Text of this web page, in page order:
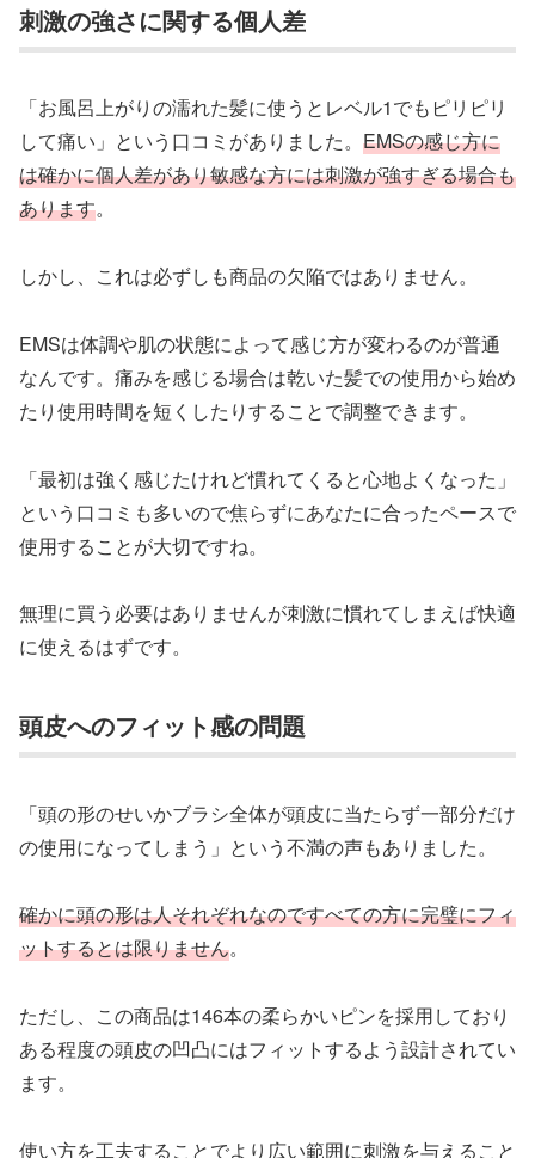
刺激の強さに関する個人差
「お風呂上がりの濡れた髪に使うとレベル1でもピリピリ
して痛い」という口コミがありました。 EMSの感じ方に
は確かに個人差があり敏感な方には刺激が強すぎる場合も
あります。
しかし、これは必ずしも商品の欠陥ではありません。
EMSは体調や肌の状態によって感じ方が変わるのが普通
なんです。痛みを感じる場合は乾いた髪での使用から始め
たり使用時間を短くしたりすることで調整できます。
「最初は強く感じたけれど慣れてくると心地よくなった」
という口コミも多いので焦らずにあなたに合ったペースで
使用することが大切ですね。
無理に買う必要はありませんが刺激に慣れてしまえば快適
に使えるはずです。
頭皮へのフィット感の問題
「頭の形のせいかブラシ全体が頭皮に当たらず一部分だけ
の使用になってしまう」という不満の声もありました。
確かに頭の形は人それぞれなのですべての方に完璧にフィ
ットするとは限りません。
ただし、この商品は146本の柔らかいピンを採用しており
ある程度の頭皮の凹凸にはフィットするよう設計されてい
ます。
使い方を工夫することでより広い範囲に刺激を与えること